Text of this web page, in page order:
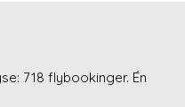
718 flybookinger. Én